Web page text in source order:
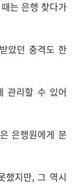
는 은행 찾다가
았던 충격도 한
관리할 수 있어
은행원에게 문
했지만, 그 역시